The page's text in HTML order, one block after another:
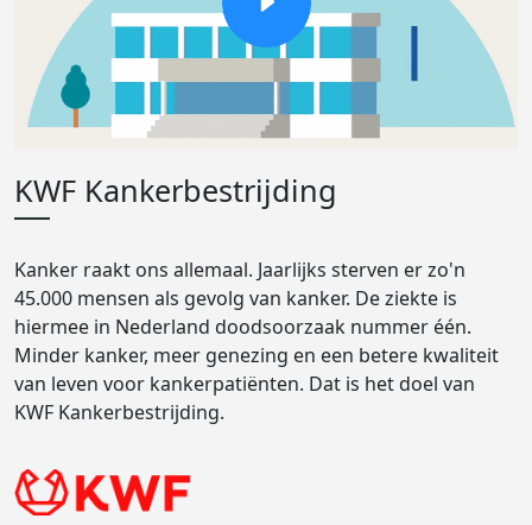
KWF Kankerbestrijding
Kanker raakt ons allemaal. Jaarlijks sterven er zo'n
45.000 mensen als gevolg van kanker. De ziekte is
hiermee in Nederland doodsoorzaak nummer één.
Minder kanker, meer genezing en een betere kwaliteit
van leven voor kankerpatiënten. Dat is het doel van
KWF Kankerbestrijding.